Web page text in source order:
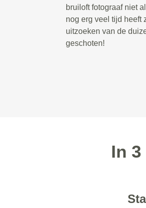
bruiloft fotograaf niet
nog erg veel tijd heeft
uitzoeken van de
geschoten!
In